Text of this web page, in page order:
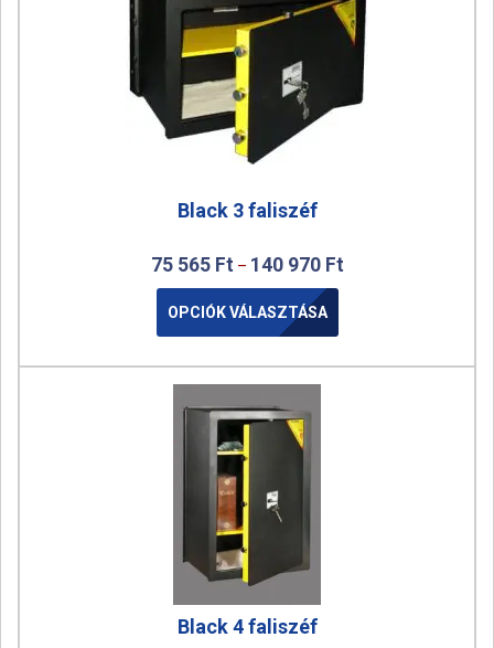
Black 3 faliszéf
75 565 Ft – 140 970 Ft
OPCIÓK VÁLASZTÁSA
Black 4 faliszéf